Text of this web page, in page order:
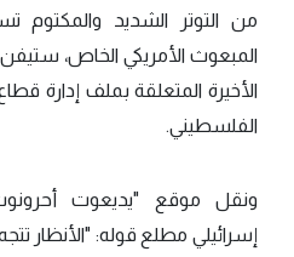
من التوتر الشديد والمكتوم
المبعوث الأمريكي الخاص،
الأخيرة المتعلقة بملف إدارة
الفلسطيني.
ونقل موقع "يديعوت
إسرائيلي مطلع قوله: "الأنظار